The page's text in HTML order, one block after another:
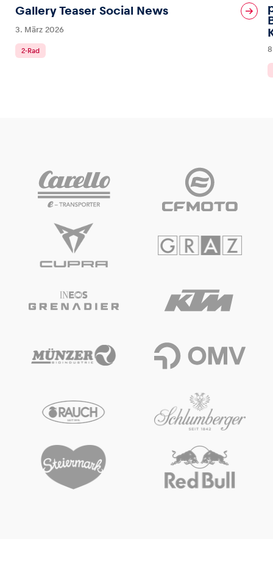
Gallery Teaser Social News
3. März 2026
2-Rad